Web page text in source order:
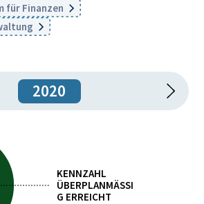
für Finanzen
2020
KENNZAHL
ÜBERPLANMÄSSIG
ERREICHT